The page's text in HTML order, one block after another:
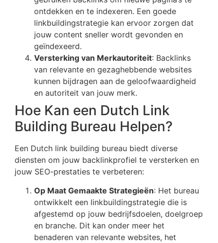
ontdekken en te indexeren. Een goede
linkbuildingstrategie kan ervoor zorgen dat
jouw content sneller wordt gevonden en
geïndexeerd.
Versterking van Merkautoriteit: Backlinks
van relevante en gezaghebbende websites
kunnen bijdragen aan de geloofwaardigheid
en autoriteit van jouw merk.
Hoe Kan een Dutch Link
Building Bureau Helpen?
Een Dutch link building bureau biedt diverse
diensten om jouw backlinkprofiel te versterken en
jouw SEO-prestaties te verbeteren:
Op Maat Gemaakte Strategieën: Het bureau
ontwikkelt een linkbuildingstrategie die is
afgestemd op jouw bedrijfsdoelen, doelgroep
en branche. Dit kan onder meer het
benaderen van relevante websites, het